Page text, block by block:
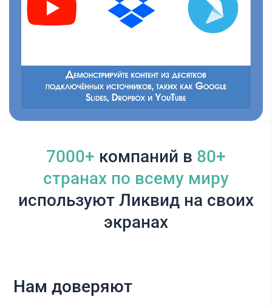
7000+ компаний в 80+
cтранах по всему миру
используют Ликвид на своих
экранах
Нам доверяют